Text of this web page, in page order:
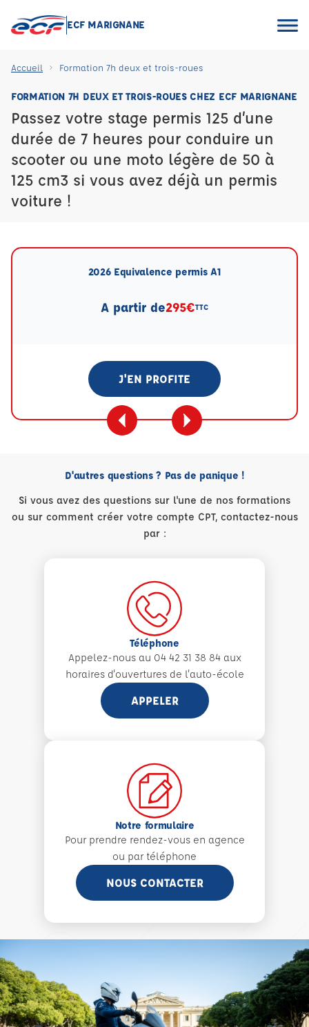
ECF MARIGNANE
Accueil Formation 7h deux et trois-roues
FORMATION 7H DEUX ET TROIS-ROUES CHEZ ECF MARIGNANE
Passez votre stage permis 125 d’une
durée de 7 heures pour conduire un
scooter ou une moto légère de 50 à
125 cm3 si vous avez déjà un permis
voiture !
2026 Equivalence permis A1
A partir de295€TTC
J'EN PROFITE
D'autres questions ? Pas de panique !
Si vous avez des questions sur l'une de nos formations
ou sur comment créer votre compte CPT, contactez-nous
par :
Téléphone
Appelez-nous au 04 42 31 38 84 aux
horaires d'ouvertures de l'auto-école
APPELER
Notre formulaire
Pour prendre rendez-vous en agence
ou par téléphone
NOUS CONTACTER